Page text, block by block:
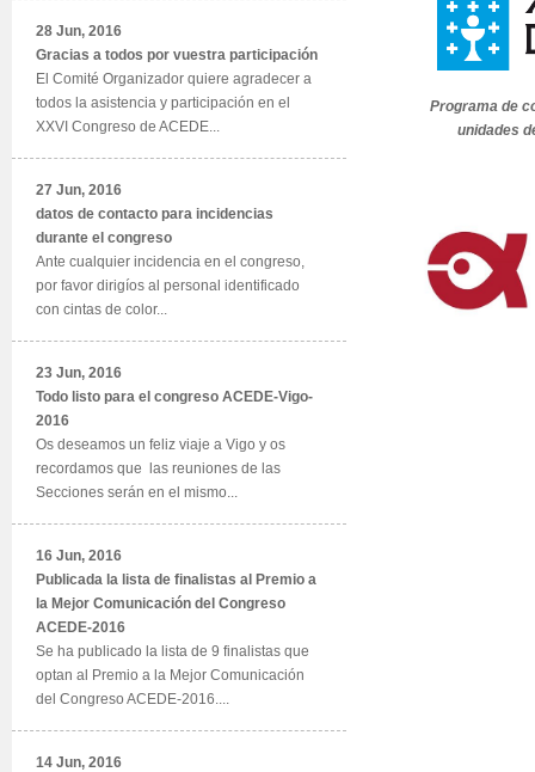
28 Jun, 2016
Gracias a todos por vuestra participación
El Comité Organizador quiere agradecer a
todos la asistencia y participación en el
XXVI Congreso de ACEDE...
27 Jun, 2016
datos de contacto para incidencias
durante el congreso
Ante cualquier incidencia en el congreso,
por favor dirigíos al personal identificado
con cintas de color...
23 Jun, 2016
Todo listo para el congreso ACEDE-Vigo-
2016
Os deseamos un feliz viaje a Vigo y os
recordamos que las reuniones de las
Secciones serán en el mismo...
16 Jun, 2016
Publicada la lista de finalistas al Premio a
la Mejor Comunicación del Congreso
ACEDE-2016
Se ha publicado la lista de 9 finalistas que
optan al Premio a la Mejor Comunicación
del Congreso ACEDE-2016....
14 Jun, 2016
Programa de
unidades